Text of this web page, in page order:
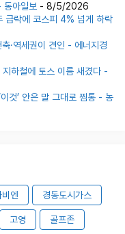
동아일보 - 8/5/2026
락에 코스피 4% 넘게 하락
·역세권이 견인 - 에너지경
하철에 토스 이름 새겼다 -
’ 안은 말 그대로 찜통 - 농
비엔 경동도시가스
고영 골프존